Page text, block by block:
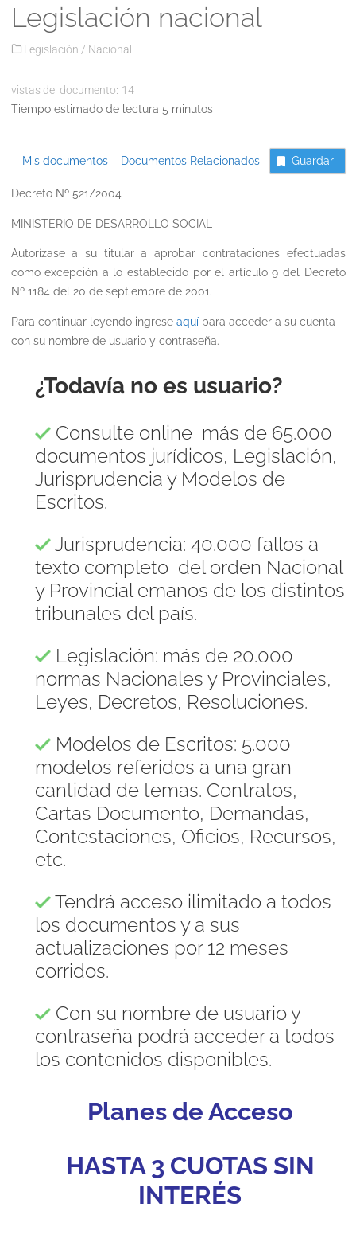
Legislación nacional
Legislación / Nacional
vistas del documento: 14
Tiempo estimado de lectura 5 minutos
Mis documentos Documentos Relacionados Guardar
Decreto Nº 521/2004
MINISTERIO DE DESARROLLO SOCIAL
Autorízase a su titular a aprobar contrataciones efectuadas
como excepción a lo establecido por el artículo 9 del Decreto
Nº 1184 del 20 de septiembre de 2001.
Para continuar leyendo ingrese aquípara acceder a su cuenta
con su nombre de usuario y contraseña.
¿Todavía no es usuario?
Consulte online más de 65.000
documentos jurídicos, Legislación,
Jurisprudencia y Modelos de
Escritos.
Jurisprudencia: 40.000 fallos a
texto completo del orden Nacional
y Provincial emanos de los distintos
tribunales del país.
Legislación: más de 20.000
normas Nacionales y Provinciales,
Leyes, Decretos, Resoluciones.
Modelos de Escritos: 5.000
modelos referidos a una gran
cantidad de temas. Contratos,
Cartas Documento, Demandas,
Contestaciones, Oficios, Recursos,
etc.
Tendrá acceso ilimitado a todos
los documentos y a sus
actualizaciones por 12 meses
corridos.
Con su nombre de usuario y
contraseña podrá acceder a todos
los contenidos disponibles.
Planes de Acceso
HASTA 3 CUOTAS SIN
INTERÉS